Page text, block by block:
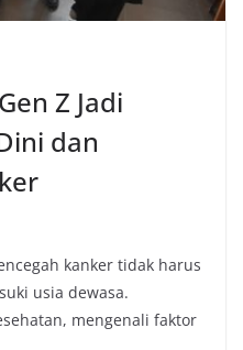
Z Jadi
dan
kanker tidak harus
usia dewasa.
mengenali faktor